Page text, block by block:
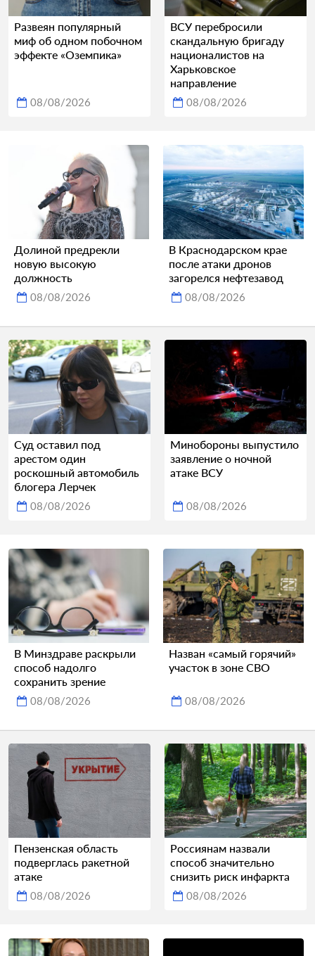
Развеян популярный
миф об одном побочном
эффекте «Оземпика»
08/08/2026
ВСУ перебросили
скандальную бригаду
националистов на
Харьковское
направление
08/08/2026
Долиной предрекли
новую высокую
должность
08/08/2026
В Краснодарском крае
после атаки дронов
загорелся нефтезавод
08/08/2026
Суд оставил под
арестом один
роскошный автомобиль
блогера Лерчек
08/08/2026
Минобороны выпустило
заявление о ночной
атаке ВСУ
08/08/2026
В Минздраве раскрыли
способ надолго
сохранить зрение
08/08/2026
Назван «самый горячий»
участок в зоне СВО
08/08/2026
Пензенская область
подверглась ракетной
атаке
08/08/2026
Россиянам назвали
способ значительно
снизить риск инфаркта
08/08/2026